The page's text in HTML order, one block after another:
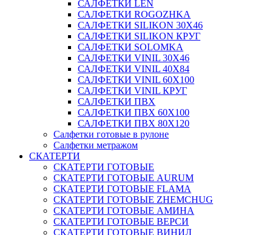
САЛФЕТКИ LEN
САЛФЕТКИ ROGOZHKA
САЛФЕТКИ SILIKON 30Х46
САЛФЕТКИ SILIKON КРУГ
САЛФЕТКИ SOLOMKA
САЛФЕТКИ VINIL 30Х46
САЛФЕТКИ VINIL 40Х84
САЛФЕТКИ VINIL 60Х100
САЛФЕТКИ VINIL КРУГ
САЛФЕТКИ ПВХ
САЛФЕТКИ ПВХ 60Х100
САЛФЕТКИ ПВХ 80Х120
Салфетки готовые в рулоне
Салфетки метражом
СКАТЕРТИ
СКАТЕРТИ ГОТОВЫЕ
СКАТЕРТИ ГОТОВЫЕ AURUM
СКАТЕРТИ ГОТОВЫЕ FLAMA
СКАТЕРТИ ГОТОВЫЕ ZHEMCHUG
СКАТЕРТИ ГОТОВЫЕ АМИНА
СКАТЕРТИ ГОТОВЫЕ ВЕРСИ
СКАТЕРТИ ГОТОВЫЕ ВИНИЛ